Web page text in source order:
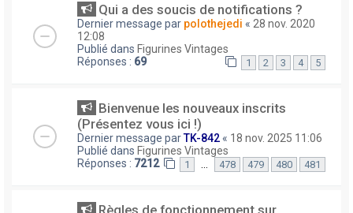
Qui a des soucis de notifications ?
Dernier message par polothejedi « 28 nov. 2020
12:08
Publié dans Figurines Vintages
Réponses : 69 1 2 3 4 5
Bienvenue les nouveaux inscrits
(Présentez vous ici !)
Dernier message parTK-842 « 18 nov. 2025 11:06
Publié dans Figurines Vintages
Réponses : 7212 1 … 478 479 480 481